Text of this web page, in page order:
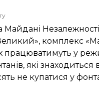
Майдані
комплекс
працюватимуть у
які знаходиться
не купатися у